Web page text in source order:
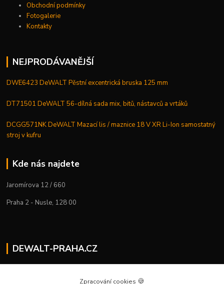
Obchodní podmínky
Fotogalerie
Kontakty
NEJPRODÁVANĚJŠÍ
DWE6423 DeWALT Pěstní excentrická bruska 125 mm
DT71501 DeWALT 56-dílná sada mix, bitů, nástavců a vrtáků
DCGG571NK DeWALT Mazací lis / maznice 18 V XR Li-Ion samostatný
stroj v kufru
Kde nás najdete
Jaromírova 12 / 660
Praha 2 - Nusle, 128 00
DEWALT-PRAHA.CZ
+420 224 936 535
Zpracování cookies 🍪